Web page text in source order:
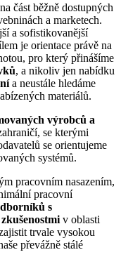
část běžně dostupných
a marketech.
a sofistikovanější
je orientace právě na
pro který přinášíme
, a nikoliv jen nabídku
a neustále hledáme
materiálů.
výrobců a
se kterými
se orientujeme
systémů.
pracovním nasazením,
pracovní
s
v oblasti
trvale vysokou
převážně stálé